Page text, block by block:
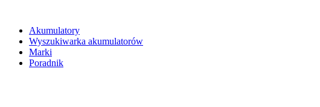
Akumulatory
Wyszukiwarka akumulatorów
Marki
Poradnik